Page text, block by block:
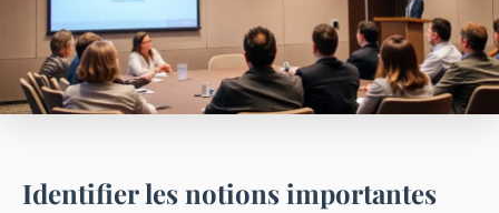
Identifier les notions importantes